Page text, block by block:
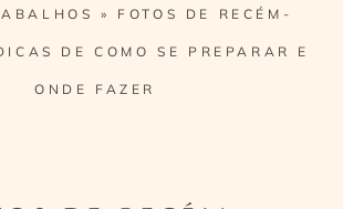
» FOTOS DE RECÉM-
DE COMO SE PREPARAR E
ONDE FAZER